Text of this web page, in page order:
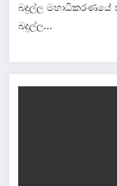
බදුල්ල මහාධිකරණයේ
බදුල්ල…